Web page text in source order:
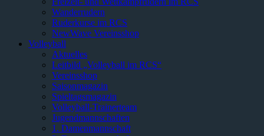
Wanderrudern
Ruderkurse im RCS
NewWave Vereinsshop
Volleyball
Aktuelles
Leitbild „Volleyball im RCS“
Vereinsshop
Saisonmagazin
Spieltagsmagazin
Volleyball-Trainerteam
Jugendmannschaften
1. Damenmannschaft